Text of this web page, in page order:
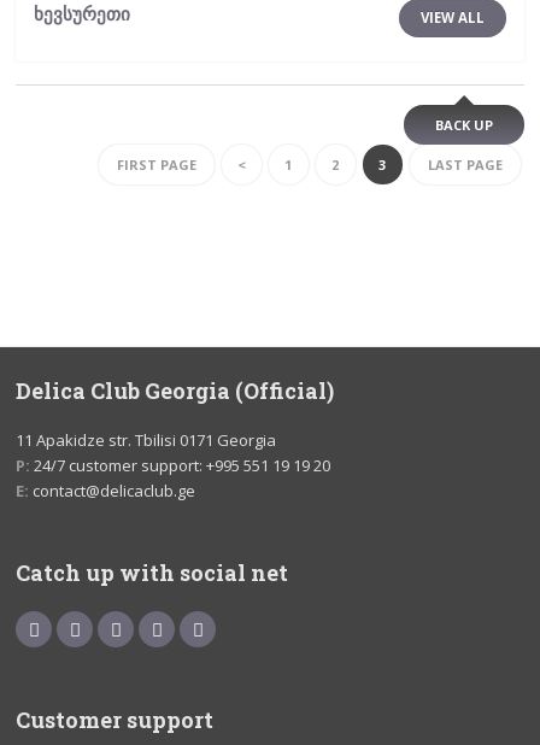
VIEW ALL
ხევსურეთი
BACK UP
FIRST PAGE < 1 2 3 LAST PAGE
Delica Club Georgia (Official)
11 Apakidze str. Tbilisi 0171 Georgia
P: 24/7 customer support: +995 551 19 19 20
E: contact@delicaclub.ge
Catch up with social net
Customer support